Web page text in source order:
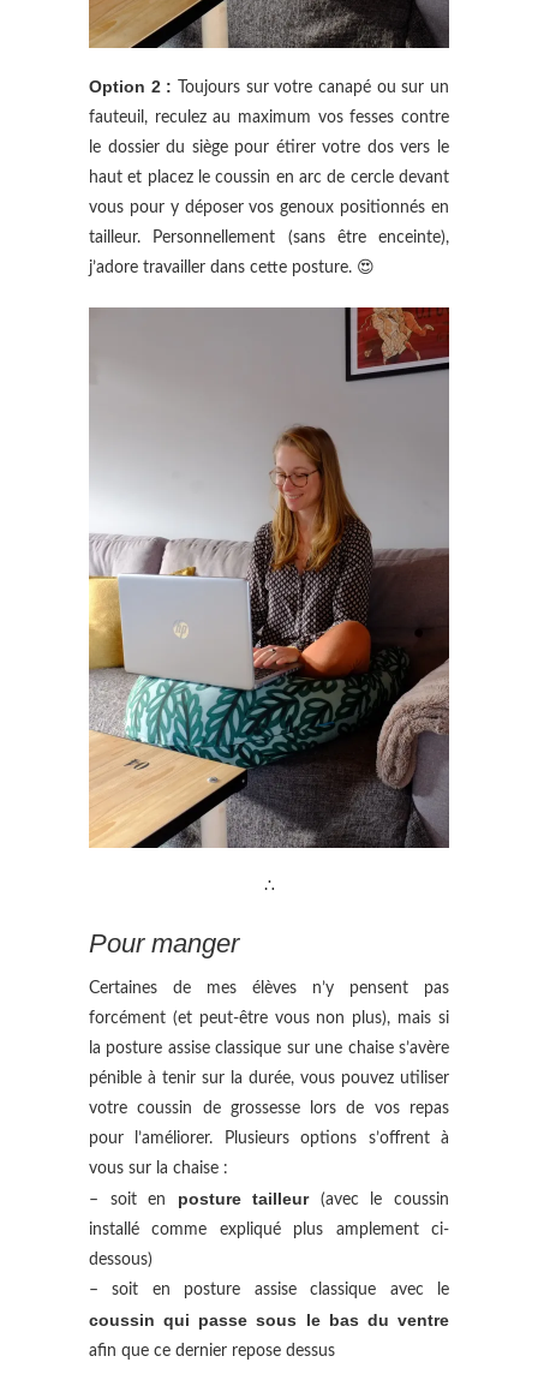
Option 2 : Toujours sur votre canapé ou sur un
fauteuil, reculez au maximum vos fesses contre
le dossier du siège pour étirer votre dos vers le
haut et placez le coussin en arc de cercle devant
vous pour y déposer vos genoux positionnés en
tailleur. Personnellement (sans être enceinte),
j’adore travailler dans cette posture. 😍
∴
Pour manger
Certaines de mes élèves n’y pensent pas
forcément (et peut-être vous non plus), mais si
la posture assise classique sur une chaise s’avère
pénible à tenir sur la durée, vous pouvez utiliser
votre coussin de grossesse lors de vos repas
pour l’améliorer. Plusieurs options s’offrent à
vous sur la chaise :
– soit en posture tailleur(avec le coussin
installé comme expliqué plus amplement ci-
dessous)
– soit en posture assise classique avec le
coussin qui passe sous le bas du ventre
afin que ce dernier repose dessus